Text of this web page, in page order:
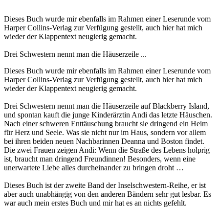
Dieses Buch wurde mir ebenfalls im Rahmen einer Leserunde vom
Harper Collins-Verlag zur Verfügung gestellt, auch hier hat mich
wieder der Klappentext neugierig gemacht.
Drei Schwestern nennt man die Häuserzeile ...
Dieses Buch wurde mir ebenfalls im Rahmen einer Leserunde vom
Harper Collins-Verlag zur Verfügung gestellt, auch hier hat mich
wieder der Klappentext neugierig gemacht.
Drei Schwestern nennt man die Häuserzeile auf Blackberry Island,
und spontan kauft die junge Kinderärztin Andi das letzte Häuschen.
Nach einer schweren Enttäuschung braucht sie dringend ein Heim
für Herz und Seele. Was sie nicht nur im Haus, sondern vor allem
bei ihren beiden neuen Nachbarinnen Deanna und Boston findet.
Die zwei Frauen zeigen Andi: Wenn die Straße des Lebens holprig
ist, braucht man dringend Freundinnen! Besonders, wenn eine
unerwartete Liebe alles durcheinander zu bringen droht …
Dieses Buch ist der zweite Band der Inselschwestern-Reihe, er ist
aber auch unabhängig von den anderen Bändern sehr gut lesbar. Es
war auch mein erstes Buch und mir hat es an nichts gefehlt.